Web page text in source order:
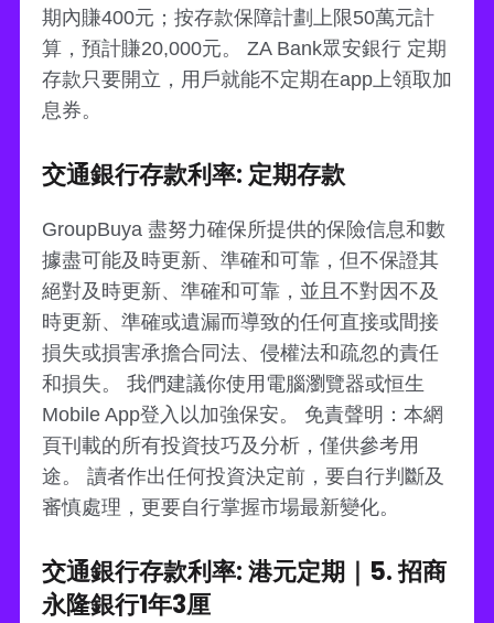
期內賺400元；按存款保障計劃上限50萬元計
算，預計賺20,000元。 ZA Bank眾安銀行 定期
存款只要開立，用戶就能不定期在app上領取加
息券。
交通銀行存款利率: 定期存款
GroupBuya 盡努力確保所提供的保險信息和數
據盡可能及時更新、準確和可靠，但不保證其
絕對及時更新、準確和可靠，並且不對因不及
時更新、準確或遺漏而導致的任何直接或間接
損失或損害承擔合同法、侵權法和疏忽的責任
和損失。 我們建議你使用電腦瀏覽器或恒生
Mobile App登入以加強保安。 免責聲明：本網
頁刊載的所有投資技巧及分析，僅供參考用
途。 讀者作出任何投資決定前，要自行判斷及
審慎處理，更要自行掌握市場最新變化。
交通銀行存款利率: 港元定期｜5. 招商
永隆銀行1年3厘